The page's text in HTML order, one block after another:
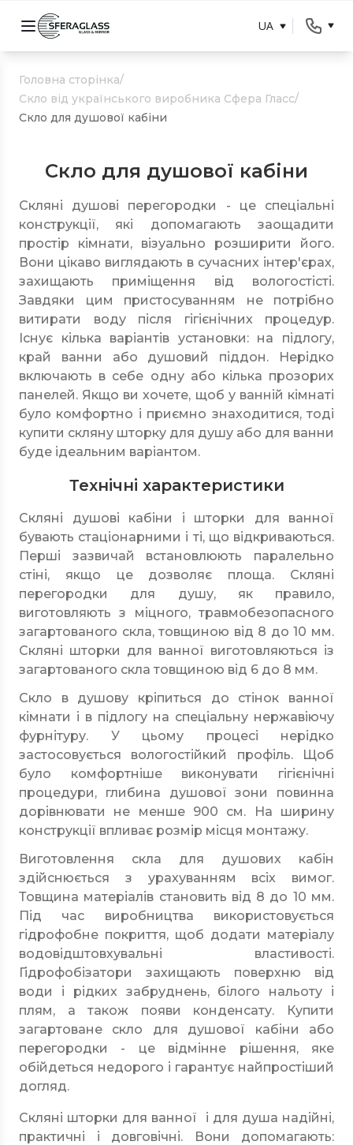
UA
Головна сторінка/
Скло від українського виробника Сфера Гласс/
Скло для душової кабіни
Скло для душової кабіни
Скляні душові перегородки - це спеціальні
конструкції, які допомагають заощадити
простір кімнати, візуально розширити його.
Вони цікаво виглядають в сучасних інтер'єрах,
захищають приміщення від вологостісті.
Завдяки цим пристосуванням не потрібно
витирати воду після гігієнічних процедур.
Існує кілька варіантів установки: на підлогу,
край ванни або душовий піддон. Нерідко
включають в себе одну або кілька прозорих
панелей. Якщо ви хочете, щоб у ванній кімнаті
було комфортно і приємно знаходитися, тоді
купити скляну шторку для душу або для ванни
буде ідеальним варіантом.
Технічні характеристики
Скляні душові кабіни і шторки для ванної
бувають стаціонарними і ті, що відкриваються.
Перші зазвичай встановлюють паралельно
стіні, якщо це дозволяє площа. Скляні
перегородки для душу, як правило,
виготовляють з міцного, травмобезопасного
загартованого скла, товщиною від 8 до 10 мм.
Скляні шторки для ванної виготовляються із
загартованого скла товщиною від 6 до 8 мм.
Скло в душову кріпиться до стінок ванної
кімнати і в підлогу на спеціальну нержавіючу
фурнітуру. У цьому процесі нерідко
застосовується вологостійкий профіль. Щоб
було комфортніше виконувати гігієнічні
процедури, глибина душової зони повинна
дорівнювати не менше 900 см. На ширину
конструкції впливає розмір місця монтажу.
Виготовлення скла для душових кабін
здійснюється з урахуванням всіх вимог.
Товщина матеріалів становить від 8 до 10 мм.
Під час виробництва використовується
гідрофобне покриття, щоб додати матеріалу
водовідштовхувальні властивості.
Гідрофобізатори захищають поверхню від
води і рідких забруднень, білого нальоту і
плям, а також появи конденсату. Купити
загартоване скло для душової кабіни або
перегородки - це відмінне рішення, яке
обійдеться недорого і гарантує найпростіший
догляд.
Скляні шторки для ванної і для душа надійні,
практичні і довговічні. Вони допомагають: